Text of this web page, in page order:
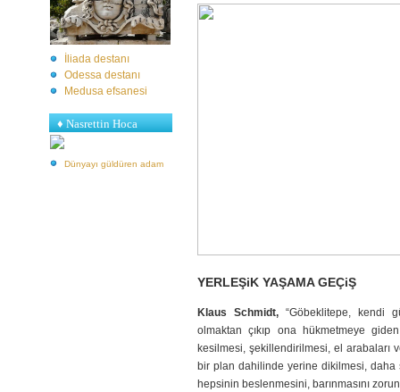
İliada destanı
Odessa destanı
Medusa efsanesi
♦ Nasrettin Hoca
Dünyayı güldüren adam
YERLEŞiK YAŞAMA GEÇiŞ
Klaus Schmidt, “Göbeklitepe, kendi
olmaktan çıkıp ona hükmetmeye
kesilmesi, şekillendirilmesi, el arabaları
bir plan dahilinde yerine dikilmesi,
hepsinin beslenmesini, barınmasını